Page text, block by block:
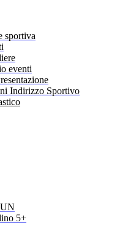
sportiva
eventi
Indirizzo Sportivo
5+